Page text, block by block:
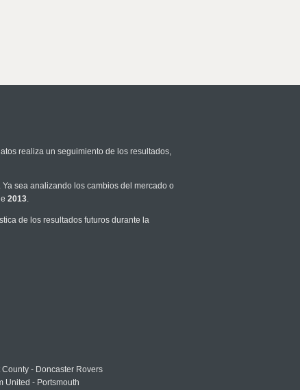
realiza un seguimiento de los resultados,
. Ya sea analizando los cambios del mercado o
2013.
de los resultados futuros durante la
County - Doncaster Rovers
United - Portsmouth